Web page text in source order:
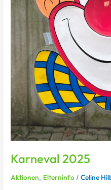
Karneval 2025
Aktionen Elterninfo /Celine